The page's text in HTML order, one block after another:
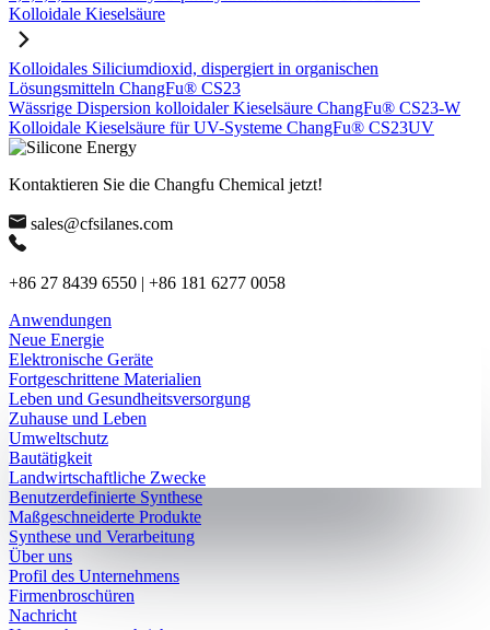
Kolloidale Kieselsäure
Kolloidales Siliciumdioxid, dispergiert in organischen
Lösungsmitteln ChangFu® CS23
Wässrige Dispersion kolloidaler Kieselsäure ChangFu® CS23-W
Kolloidale Kieselsäure für UV-Systeme ChangFu® CS23UV
Kontaktieren Sie die Changfu Chemical jetzt!
sales@cfsilanes.com
+86 27 8439 6550 | +86 181 6277 0058
Anwendungen
Neue Energie
Elektronische Geräte
Fortgeschrittene Materialien
Leben und Gesundheitsversorgung
Zuhause und Leben
Umweltschutz
Bautätigkeit
Landwirtschaftliche Zwecke
Benutzerdefinierte Synthese
Maßgeschneiderte Produkte
Synthese und Verarbeitung
Über uns
Profil des Unternehmens
Firmenbroschüren
Nachricht